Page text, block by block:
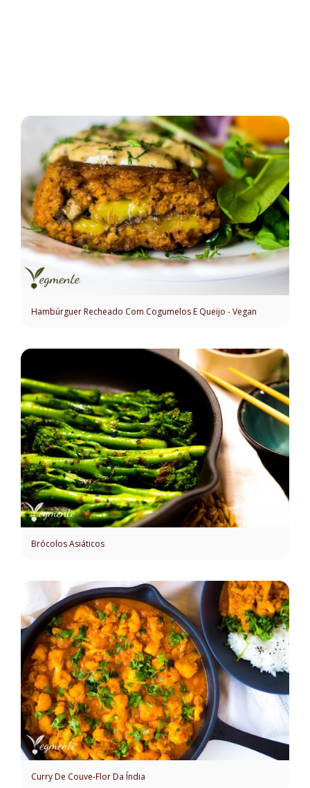
Hambúrguer Recheado Com Cogumelos E Queijo - Vegan
Brócolos Asiáticos
Curry De Couve-Flor Da Índia